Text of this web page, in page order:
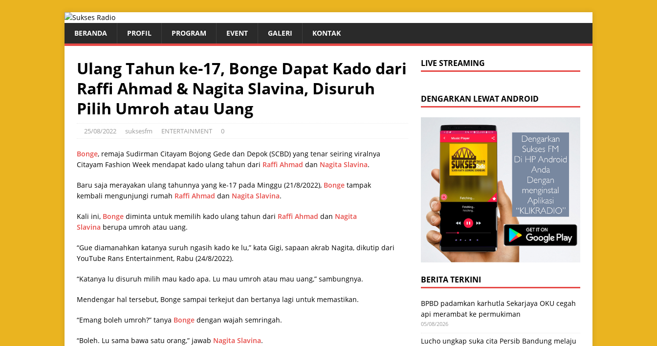
BERANDA PROFIL PROGRAM EVENT GALERI KONTAK
Ulang Tahun ke-17, Bonge Dapat Kado dari
Raffi Ahmad & Nagita Slavina, Disuruh
Pilih Umroh atau Uang
25/08/2022 suksesfm ENTERTAINMENT 0
Bonge, remaja Sudirman Citayam Bojong Gede dan Depok (SCBD) yang tenar seiring viralnya
Citayam Fashion Week mendapat kado ulang tahun dari Raffi Ahmad dan Nagita Slavina.
Baru saja merayakan ulang tahunnya yang ke-17 pada Minggu (21/8/2022), Bonge tampak
kembali mengunjungi rumah Raffi Ahmad dan Nagita Slavina.
Kali ini, Bonge diminta untuk memilih kado ulang tahun dari Raffi Ahmad dan Nagita
Slavina berupa umroh atau uang.
“Gue diamanahkan katanya suruh ngasih kado ke lu,” kata Gigi, sapaan akrab Nagita, dikutip dari
YouTube Rans Entertainment, Rabu (24/8/2022).
“Katanya lu disuruh milih mau kado apa. Lu mau umroh atau mau uang,” sambungnya.
Mendengar hal tersebut, Bonge sampai terkejut dan bertanya lagi untuk memastikan.
“Emang boleh umroh?” tanya Bonge dengan wajah semringah.
“Boleh. Lu sama bawa satu orang,” jawab Nagita Slavina.
LIVE STREAMING
DENGARKAN LEWAT ANDROID
BERITA TERKINI
BPBD padamkan karhutla Sekarjaya OKU cegah
api merambat ke permukiman
05/08/2026
Lucho ungkap suka cita Persib Bandung melaju